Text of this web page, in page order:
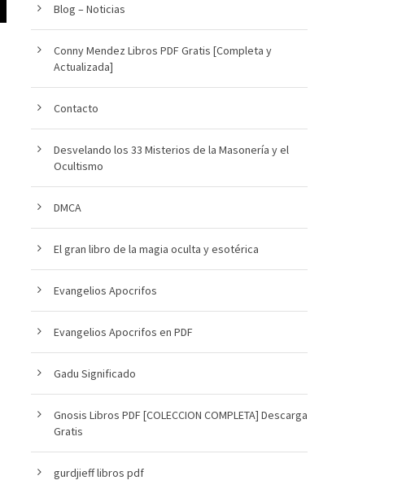
Blog – Noticias
Conny Mendez Libros PDF Gratis [Completa y
Actualizada]
Contacto
Desvelando los 33 Misterios de la Masonería y el
Ocultismo
DMCA
El gran libro de la magia oculta y esotérica
Evangelios Apocrifos
Evangelios Apocrifos en PDF
Gadu Significado
Gnosis Libros PDF [COLECCION COMPLETA] Descarga
Gratis
gurdjieff libros pdf